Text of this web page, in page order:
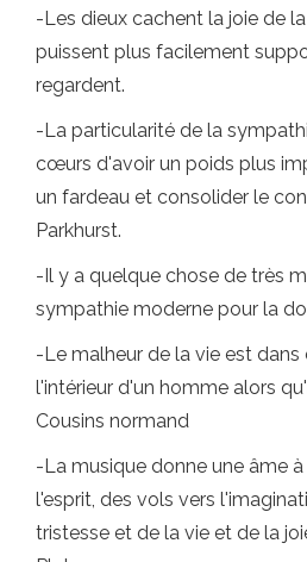
-Les dieux cachent la joie de
puissent plus facilement
regardent.
-La particularité de la
cœurs d'avoir un poids plus
un fardeau et consolider le
Parkhurst.
-Il y a quelque chose de très
sympathie moderne pour la
-Le malheur de la vie est dans
l'intérieur d'un homme alors
Cousins ​​normand
-La musique donne une âme
l'esprit, des vols vers
tristesse et de la vie et de la